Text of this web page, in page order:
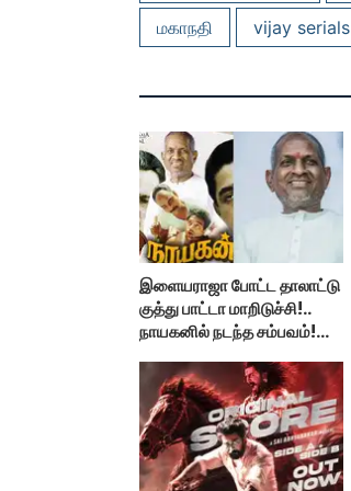
மகாநதி vijay serials
இளையராஜா போட்ட தாலாட்டு
குத்து பாட்டா மாறிடுச்சி!..
நாயகனில் நடந்த சம்பவம்!...